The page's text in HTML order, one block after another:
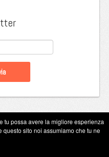
Guarini 2026
tu possa avere la migliore esperienza
sito noi assumiamo che tu ne